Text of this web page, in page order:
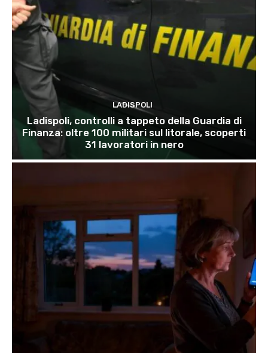
LADISPOLI
Ladispoli, controlli a tappeto della Guardia di
Finanza: oltre 100 militari sul litorale, scoperti
31 lavoratori in nero